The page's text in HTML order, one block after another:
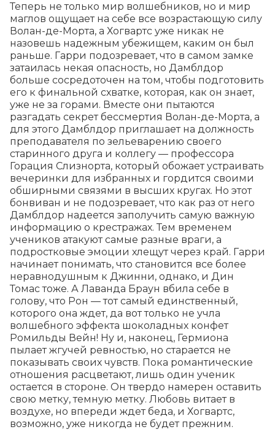
Теперь не только мир волшебников, но и мир
маглов ощущает на себе все возрастающую силу
Волан-де-Морта, а Хогвартс уже никак не
назовешь надежным убежищем, каким он был
раньше. Гарри подозревает, что в самом замке
затаилась некая опасность, но Дамблдор
больше сосредоточен на том, чтобы подготовить
его к финальной схватке, которая, как он знает,
уже не за горами. Вместе они пытаются
разгадать секрет бессмертия Волан-де-Морта, а
для этого Дамблдор приглашает на должность
преподавателя по зельеварению своего
старинного друга и коллегу — профессора
Горация Слизнорта, который обожает устраивать
вечеринки для избранных и гордится своими
обширными связями в высших кругах. Но этот
бонвиван и не подозревает, что как раз от него
Дамблдор надеется заполучить самую важную
информацию о крестражах. Тем временем
учеников атакуют самые разные враги, а
подростковые эмоции хлещут через край. Гарри
начинает понимать, что становится все более
неравнодушным к Джинни, однако, и Дин
Томас тоже. А Лаванда Браун вбила себе в
голову, что Рон — тот самый единственный,
которого она ждет, да вот только не учла
волшебного эффекта шоколадных конфет
Ромильды Вейн! Ну и, наконец, Гермиона
пылает жгучей ревностью, но старается не
показывать своих чувств. Пока романтические
отношения расцветают, лишь один ученик
остается в стороне. Он твердо намерен оставить
свою метку, темную метку. Любовь витает в
воздухе, но впереди ждет беда, и Хогвартс,
возможно, уже никогда не будет прежним.